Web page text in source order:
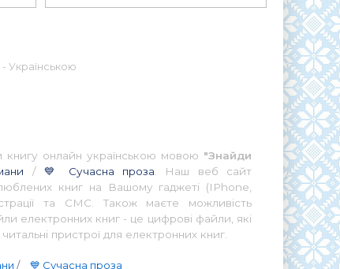
Українською
книгу онлайн українською мовою "Знайди
/ 💙 Сучасна проза . Наш веб сайт
книг на Вашому гаджеті (IPhone,
та СМС. Також маєте можливість
електронних книг - це цифрові файли, які
пристрої для електронних книг.
/ 💙 Сучасна проза